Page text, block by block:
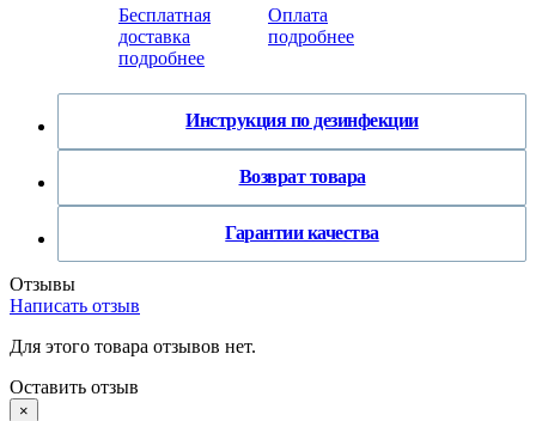
Бесплатная
доставка
подробнее
Оплата
подробнее
Инструкция по дезинфекции
Возврат товара
Гарантии качества
Отзывы
Написать отзыв
Для этого товара отзывов нет.
Оставить отзыв
×